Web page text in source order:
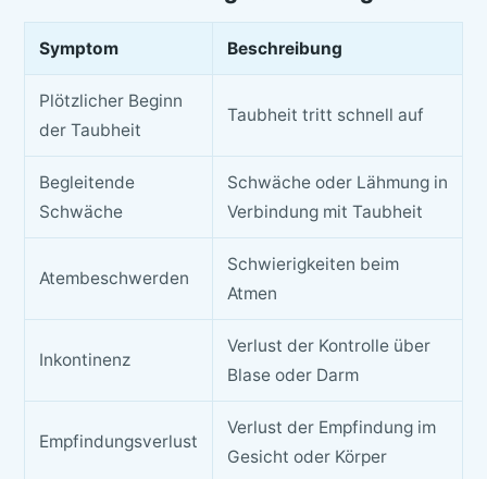
Symptom Beschreibung
Plötzlicher Beginn
der Taubheit
Taubheit tritt schnell auf
Begleitende
Schwäche
Schwäche oder Lähmung in
Verbindung mit Taubheit
Atembeschwerden
Schwierigkeiten beim
Atmen
Inkontinenz
Verlust der Kontrolle über
Blase oder Darm
Empfindungsverlust
Verlust der Empfindung im
Gesicht oder Körper